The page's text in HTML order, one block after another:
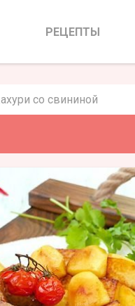
со свининой
РЕЦЕПТЫ
со свининой